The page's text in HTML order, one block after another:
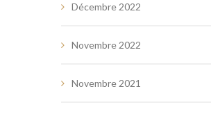
Décembre 2022
Novembre 2022
Novembre 2021